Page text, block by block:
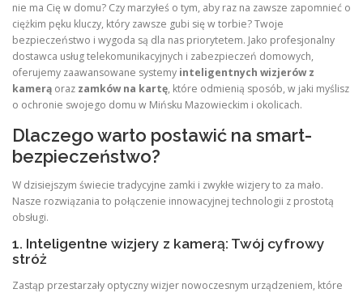
nie ma Cię w domu? Czy marzyłeś o tym, aby raz na zawsze zapomnieć o
ciężkim pęku kluczy, który zawsze gubi się w torbie? Twoje
bezpieczeństwo i wygoda są dla nas priorytetem. Jako profesjonalny
dostawca usług telekomunikacyjnych i zabezpieczeń domowych,
oferujemy zaawansowane systemy inteligentnych wizjerów z
kamerą oraz zamków na kartę, które odmienią sposób, w jaki myślisz
o ochronie swojego domu w Mińsku Mazowieckim i okolicach.
Dlaczego warto postawić na smart-
bezpieczeństwo?
W dzisiejszym świecie tradycyjne zamki i zwykłe wizjery to za mało.
Nasze rozwiązania to połączenie innowacyjnej technologii z prostotą
obsługi.
1. Inteligentne wizjery z kamerą: Twój cyfrowy
stróż
Zastąp przestarzały optyczny wizjer nowoczesnym urządzeniem, które